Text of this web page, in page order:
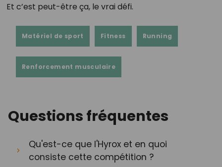
Et c’est peut-être ça, le vrai défi.
Matériel de sport Fitness Running
Renforcement musculaire
Questions fréquentes
Qu'est-ce que l'Hyrox et en quoi
consiste cette compétition ?